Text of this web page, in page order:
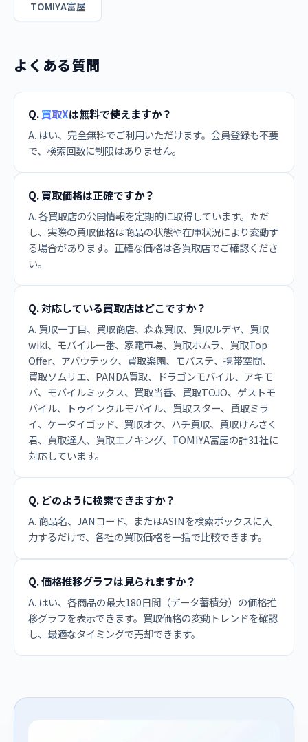
TOMIYA富屋
よくある質問
Q.買取Xは無料で使えますか？
A. はい、完全無料でご利用いただけます。会員登録も不要
で、検索回数に制限はありません。
Q. 買取価格は正確ですか？
A. 各買取店の公開情報を定期的に取得しています。ただ
し、実際の買取価格は商品の状態や在庫状況により変動す
る場合があります。正確な価格は各買取店でご確認くださ
い。
Q. 対応している買取店はどこですか？
A. 買取一丁目、買取商店、森森買取、買取ルデヤ、買取
wiki、モバイル一番、家電市場、買取ホムラ、買取Top
Offer、アバウテック、買取楽園、モバステ、携帯空間、
買取ソムリエ、PANDA買取、ドラゴンモバイル、アキモ
バ、モバイルミックス、買取当番、買取TOJO、ゲストモ
バイル、トゥインクルモバイル、買取スター、買取ミラ
イ、ケータイゴッド、買取オク、ハチ買取、買取けんさく
君、買取達人、買取エノキング、TOMIYA富屋の計31社に
対応しています。
Q. どのように検索できますか？
A. 商品名、JANコード、またはASINを検索ボックスに入
力するだけで、各社の買取価格を一括で比較できます。
Q. 価格推移グラフは見られますか？
A. はい、各商品の最大180日間（データ蓄積分）の価格推
移グラフを表示できます。買取価格の変動トレンドを確認
し、最適なタイミングで売却できます。